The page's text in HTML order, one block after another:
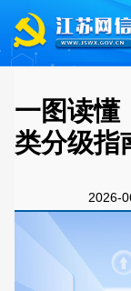
一图读懂
类分级指
2026-